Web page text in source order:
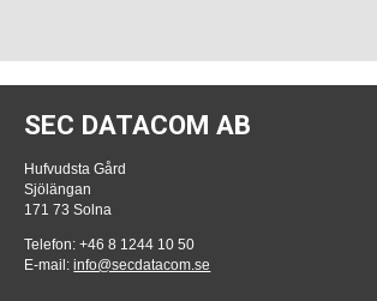
SEC DATACOM AB
Hufvudsta Gård
Sjölängan
171 73 Solna
Telefon: +46 8 1244 10 50
E-mail:info@secdatacom.se